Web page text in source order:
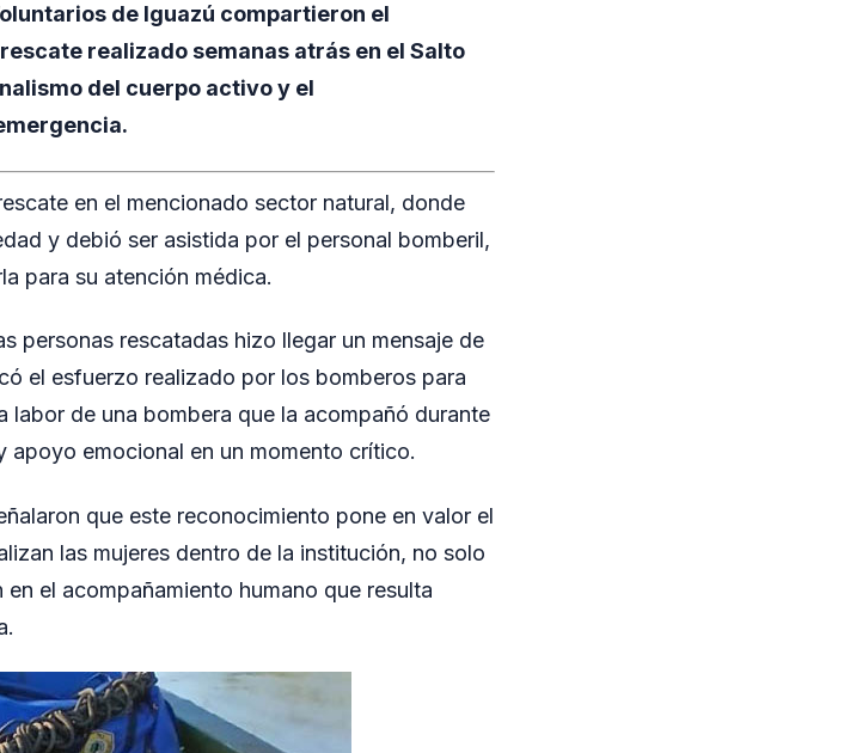
de Iguazú compartieron el
realizado semanas atrás en el Salto
del cuerpo activo y el
en el mencionado sector natural, donde
y debió ser asistida por el personal bomberil,
para su atención médica.
personas rescatadas hizo llegar un mensaje de
el esfuerzo realizado por los bomberos para
labor de una bombera que la acompañó durante
emocional en un momento crítico.
que este reconocimiento pone en valor el
las mujeres dentro de la institución, no solo
el acompañamiento humano que resulta